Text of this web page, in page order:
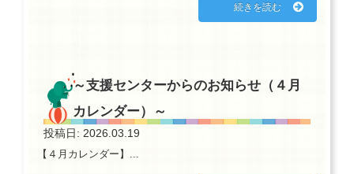
続きを読む
～支援センターからのお知らせ（４月
カレンダー）～
投稿日: 2026.03.19
【４月カレンダー】...